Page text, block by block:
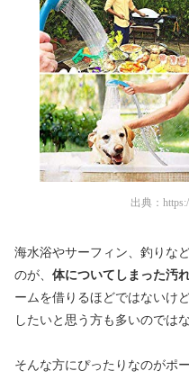
出典：
海水浴やサーフィン、釣りな
のが、 体についてしまった汚
ームを借りるほどではないけ
したいと思う方も多いのでは
そんな方にぴったりなのがポ